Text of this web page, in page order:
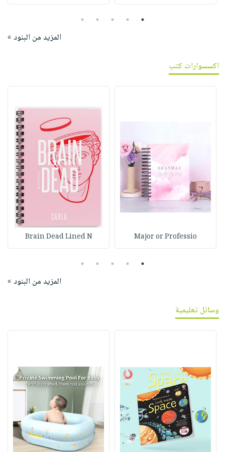
1
2
3
4
5
المزيد من البنود »
اكسسوارات كتب
Major or Professio
Brain Dead Lined N
1
2
3
4
5
المزيد من البنود »
وسائل تعليمية